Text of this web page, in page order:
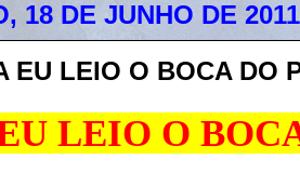
18 DE JUNHO DE 2011
EU LEIO O BOCA DO
LEIO O